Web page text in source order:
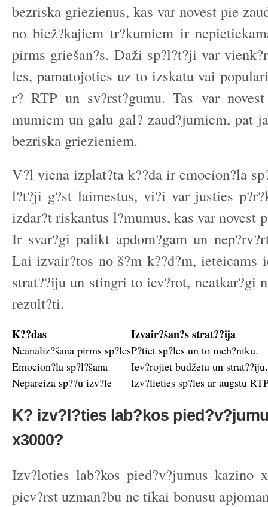
bezriska griezienus, kas var novest pie
no biež?kajiem tr?kumiem ir
pirms griešan?s. Daži sp?l?t?ji var
les, pamatojoties uz to izskatu vai
r? RTP un sv?rst?gumu. Tas var
mumiem un galu gal? zaud?jumiem, pat
bezriska griezieniem.
V?l viena izplat?ta k??da ir emocion?la
l?t?ji g?st laimestus, vi?i var justies
izdar?t riskantus l?mumus, kas var novest
Ir svar?gi palikt apdom?gam un
Lai izvair?tos no š?m k??d?m, ieteicams
strat??iju un stingri to iev?rot, neatkar?gi
rezult?ti.
K??das Izvair?šan?s strat??ija
Neanaliz?šana pirms sp?lesP?tiet sp?les un to meh?niku.
Emocion?la sp?l?šana
Iev?rojiet budžetu un strat??iju.
Nepareiza sp??u izv?le
Izv?lieties sp?les ar augstu
K? izv?l?ties lab?kos
x3000?
Izv?loties lab?kos pied?v?jumus kazino
piev?rst uzman?bu ne tikai bonusu